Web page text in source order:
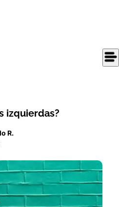
izquierdas?
R.